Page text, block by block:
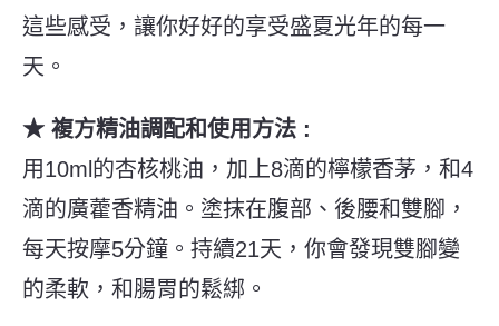
這些感受，讓你好好的享受盛夏光年的每一
天。
★ 複方精油調配和使用方法 :
用10ml的杏核桃油，加上8滴的檸檬香茅，和4
滴的廣藿香精油。塗抹在腹部、後腰和雙腳，
每天按摩5分鐘。持續21天，你會發現雙腳變
的柔軟，和腸胃的鬆綁。